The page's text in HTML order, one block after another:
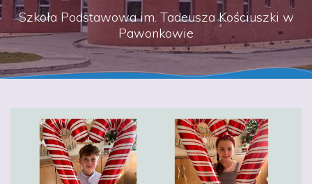
Szkoła Podstawowa im. Tadeusza Kościuszki w
Pawonkowie